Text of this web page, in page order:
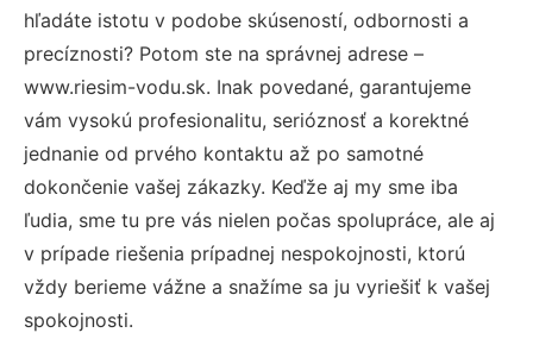
hľadáte istotu v podobe skúseností, odbornosti a
precíznosti? Potom ste na správnej adrese –
www.riesim-vodu.sk. Inak povedané, garantujeme
vám vysokú profesionalitu, serióznosť a korektné
jednanie od prvého kontaktu až po samotné
dokončenie vašej zákazky. Keďže aj my sme iba
ľudia, sme tu pre vás nielen počas spolupráce, ale aj
v prípade riešenia prípadnej nespokojnosti, ktorú
vždy berieme vážne a snažíme sa ju vyriešiť k vašej
spokojnosti.